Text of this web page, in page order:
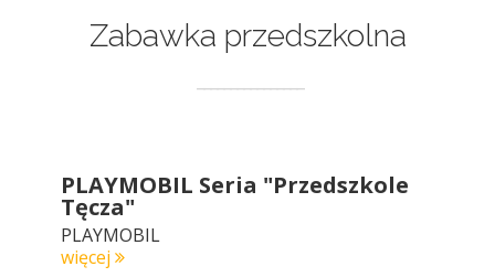
Zabawka przedszkolna
PLAYMOBIL Seria "Przedszkole
Tęcza"
PLAYMOBIL
więcej